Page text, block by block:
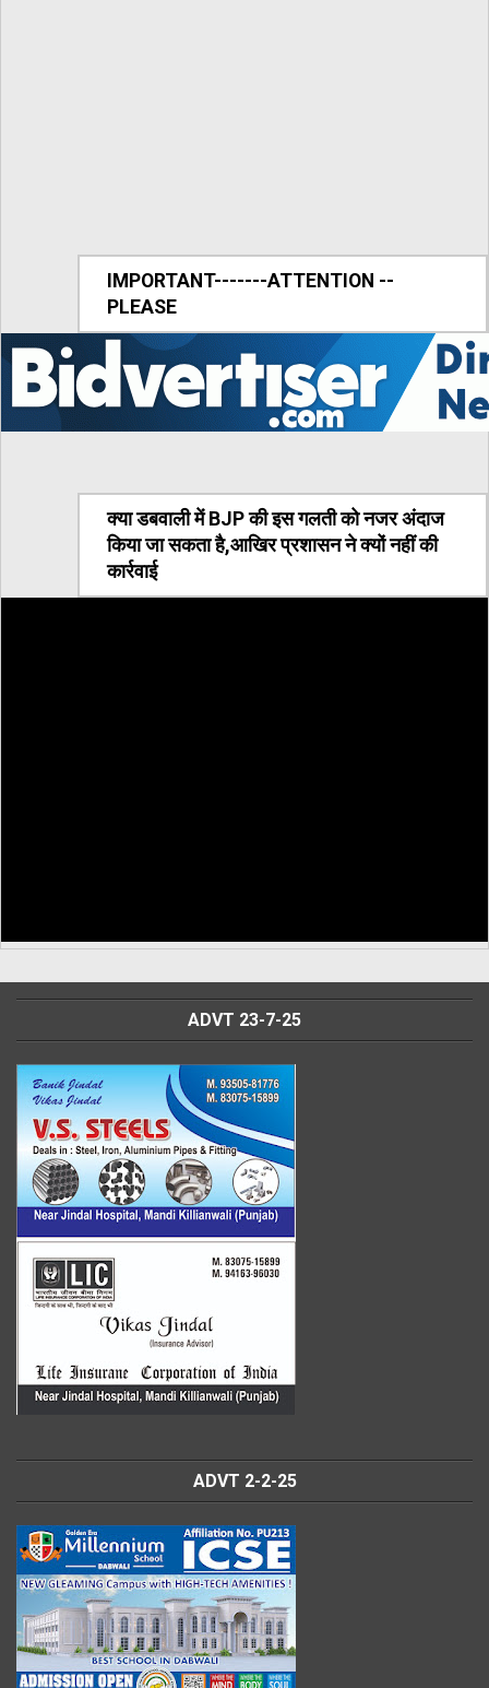
IMPORTANT-------ATTENTION --
PLEASE
क्या डबवाली में BJP की इस गलती को नजर अंदाज
किया जा सकता है,आखिर प्रशासन ने क्यों नहीं की
कार्रवाई
ADVT 23-7-25
ADVT 2-2-25